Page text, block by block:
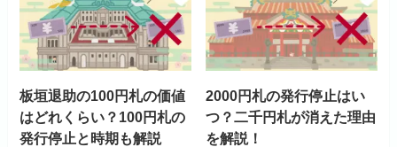
板垣退助の100円札の価値
はどれくらい？100円札の
発行停止と時期も解説
2000円札の発行停止はい
つ？二千円札が消えた理由
を解説！